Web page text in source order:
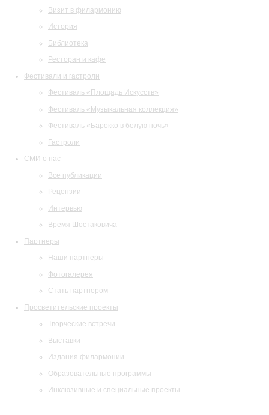
Визит в филармонию
История
Библиотека
Ресторан и кафе
Фестивали и гастроли
Фестиваль «Площадь Искусств»
Фестиваль «Музыкальная коллекция»
Фестиваль «Барокко в белую ночь»
Гастроли
СМИ о нас
Все публикации
Рецензии
Интервью
Время Шостаковича
Партнеры
Наши партнеры
Фотогалерея
Стать партнером
Просветительские проекты
Творческие встречи
Выставки
Издания филармонии
Образовательные программы
Инклюзивные и специальные проекты